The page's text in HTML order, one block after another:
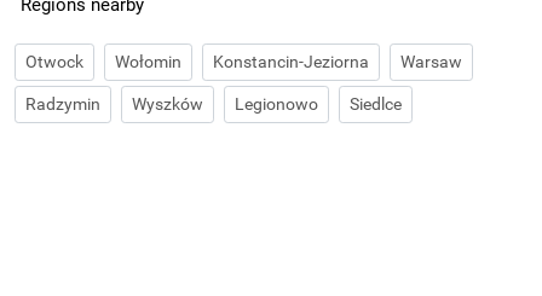
Regions nearby
Otwock Wołomin Konstancin-Jeziorna Warsaw
Radzymin Wyszków Legionowo Siedlce